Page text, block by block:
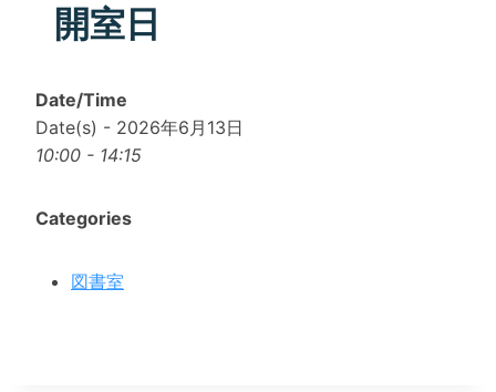
開室日
Date/Time
Date(s) - 2026年6月13日
10:00 - 14:15
Categories
図書室